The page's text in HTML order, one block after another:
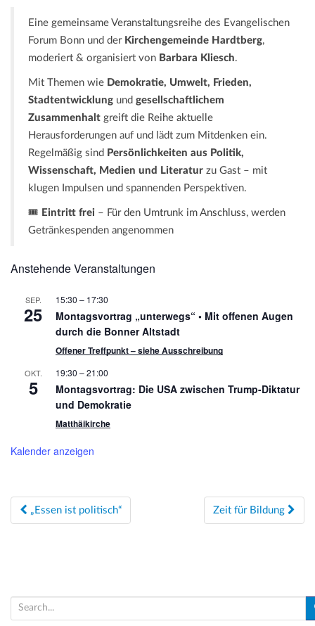
t
Eine gemeinsame Veranstaltungsreihe des Evangelischen
Forum Bonn und der Kirchengemeinde Hardtberg,
moderiert & organisiert von Barbara Kliesch.
Mit Themen wie Demokratie, Umwelt, Frieden,
Stadtentwicklung und gesellschaftlichem
Zusammenhalt greift die Reihe aktuelle
Herausforderungen auf und lädt zum Mitdenken ein.
Regelmäßig sind Persönlichkeiten aus Politik,
Wissenschaft, Medien und Literatur zu Gast – mit
klugen Impulsen und spannenden Perspektiven.
🎟️ Eintritt frei – Für den Umtrunk im Anschluss, werden
Getränkespenden angenommen
Anstehende Veranstaltungen
SEP.
25
15:30 – 17:30
Montagsvortrag „unterwegs“ • Mit offenen Augen
durch die Bonner Altstadt
Offener Treffpunkt – siehe Ausschreibung
OKT.
5
19:30 –21:00
Montagsvortrag: Die USA zwischen Trump-Diktatur
und Demokratie
Matthäikirche
Kalender anzeigen
Beitragsnavigation
„Essen ist politisch“ Zeit für Bildung
e